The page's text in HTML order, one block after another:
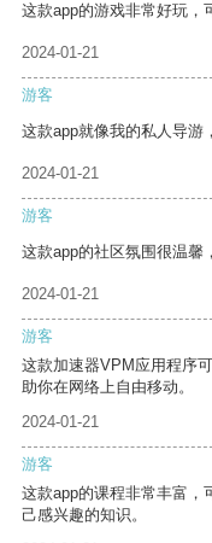
这款app的游戏非常好玩，
2024-01-21
游客
这款app就像我的私人导游
2024-01-21
游客
这款app的社区氛围很温馨
2024-01-21
游客
这款加速器VPM应用程序
助你在网络上自由移动。
2024-01-21
游客
这款app的课程非常丰富，
己感兴趣的知识。